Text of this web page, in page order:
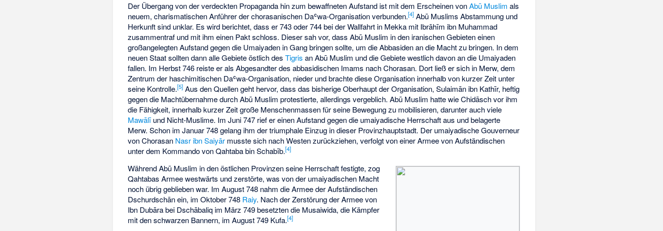
Der Übergang von der verdeckten Propaganda hin zum bewaffneten Aufstand ist mit dem Erscheinen vonAbū Muslim als
neuem, charismatischen Anführer der chorasanischen Daʿwa-Organisation verbunden.[4] Abū Muslims Abstammung und
Herkunft sind unklar. Es wird berichtet, dass er 743 oder 744 bei der Wallfahrt in Mekka mit Ibrāhīm ibn Muhammad
zusammentraf und mit ihm einen Pakt schloss. Dieser sah vor, dass Abū Muslim in den iranischen Gebieten einen
großangelegten Aufstand gegen die Umaiyaden in Gang bringen sollte, um die Abbasiden an die Macht zu bringen. In dem
neuen Staat sollten dann alle Gebiete östlich desTigris an Abū Muslim und die Gebiete westlich davon an die Umaiyaden
fallen. Im Herbst 746 reiste er als Abgesandter des abbasidischen Imams nach Chorasan. Dort ließ er sich in Merw, dem
Zentrum der haschimitischen Daʿwa-Organisation, nieder und brachte diese Organisation innerhalb von kurzer Zeit unter
seine Kontrolle.[5] Aus den Quellen geht hervor, dass das bisherige Oberhaupt der Organisation, Sulaimān ibn Kathīr, heftig
gegen die Machtübernahme durch Abū Muslim protestierte, allerdings vergeblich. Abū Muslim hatte wie Chidāsch vor ihm
die Fähigkeit, innerhalb kurzer Zeit große Menschenmassen für seine Bewegung zu mobilisieren, darunter auch viele
Mawālīund Nicht-Muslime. Im Juni 747 rief er einen Aufstand gegen die umaiyadische Herrschaft aus und belagerte
Merw. Schon im Januar 748 gelang ihm der triumphale Einzug in dieser Provinzhauptstadt. Der umaiyadische Gouverneur
von Chorasan Nasr ibn Saiyār musste sich nach Westen zurückziehen, verfolgt von einer Armee von Aufständischen
unter dem Kommando von Qahtaba bin Schabīb.[4]
Während Abū Muslim in den östlichen Provinzen seine Herrschaft festigte, zog
Qahtabas Armee westwärts und zerstörte, was von der umaiyadischen Macht
noch übrig geblieben war. Im August 748 nahm die Armee der Aufständischen
Dschurdschān ein, im Oktober 748 Raiy. Nach der Zerstörung der Armee von
Ibn Dubāra bei Dschābaliq im März 749 besetzten die Musaiwida, die Kämpfer
mit den schwarzen Bannern, im August 749 Kufa.[4]